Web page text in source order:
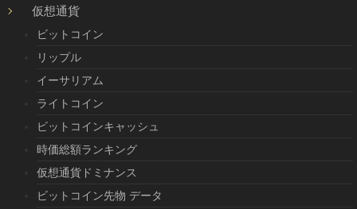
仮想通貨
ビットコイン
リップル
イーサリアム
ライトコイン
ビットコインキャッシュ
時価総額ランキング
仮想通貨ドミナンス
ビットコイン先物 データ